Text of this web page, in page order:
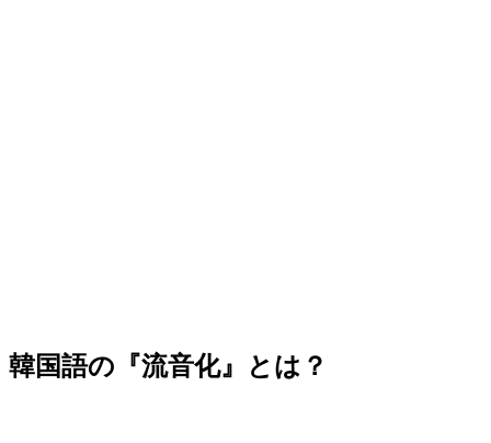
韓国語の『流音化』とは？